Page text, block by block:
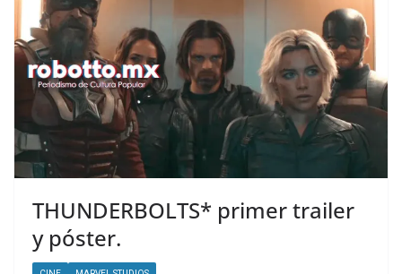
THUNDERBOLTS* primer trailer
y póster.